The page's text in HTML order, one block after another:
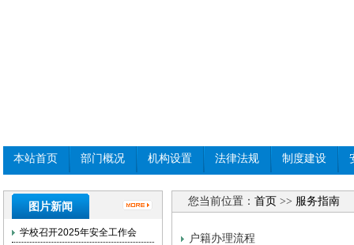
本站首页 部门概况 机构设置 法律法规 制度建设
图片新闻
学校召开2025年安全工作会
您当前位置： 首页 >> 服务指南
户籍办理流程